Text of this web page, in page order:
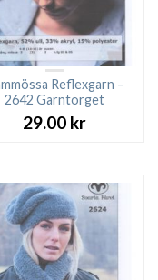
Reflexgarn –
2642 Garntorget
29.00 kr